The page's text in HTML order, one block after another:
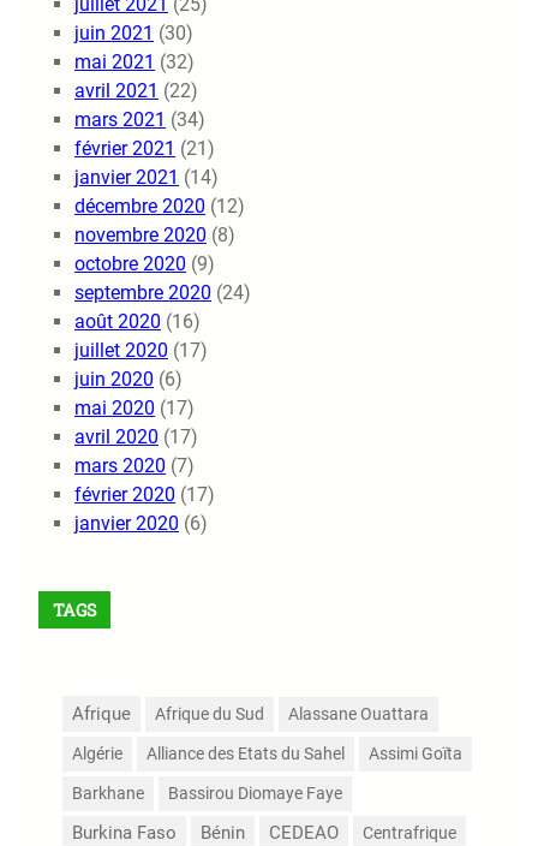
juillet 2021 (25)
juin 2021 (30)
mai 2021 (32)
avril 2021 (22)
mars 2021 (34)
février 2021 (21)
janvier 2021 (14)
décembre 2020 (12)
novembre 2020 (8)
octobre 2020 (9)
septembre 2020 (24)
août 2020 (16)
juillet 2020 (17)
juin 2020 (6)
mai 2020 (17)
avril 2020 (17)
mars 2020 (7)
février 2020 (17)
janvier 2020 (6)
TAGS
Afrique Afrique du Sud Alassane Ouattara
Algérie Alliance des Etats du Sahel Assimi Goïta
Barkhane Bassirou Diomaye Faye
Burkina Faso Bénin CEDEAO Centrafrique